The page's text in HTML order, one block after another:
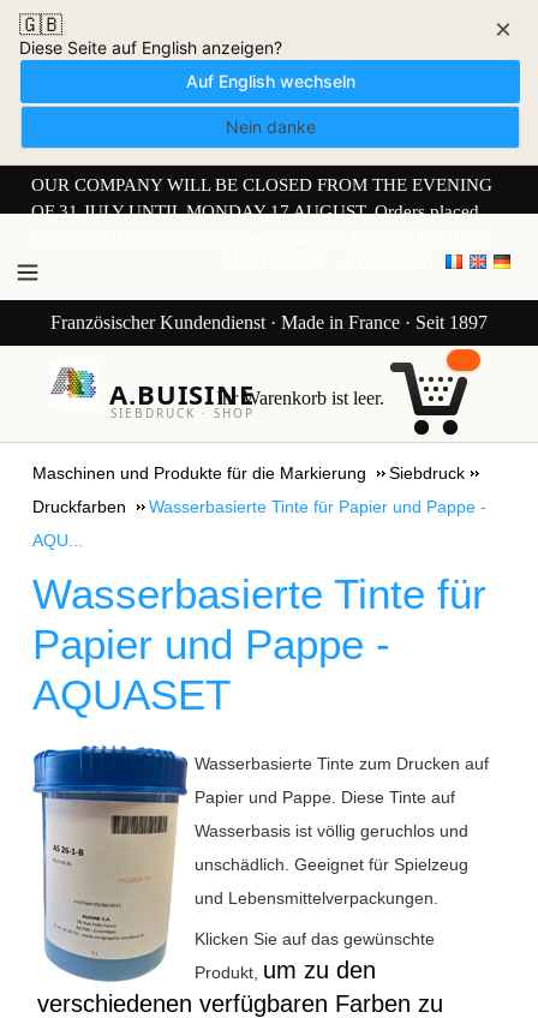
🇬🇧
Diese Seite auf English anzeigen?
Auf English wechseln
Nein danke
×
OUR COMPANY WILL BE CLOSED FROM THE EVENING
OF 31 JULY UNTIL MONDAY 17 AUGUST. Orders placed
Französischer Kundendienst · Made in France · Seit 1897
A.BUISINE
SIEBDRUCK · SHOP
Ihr Warenkorb ist leer.
Maschinen und Produkte für die Markierung
Siebdruck
Druckfarben
Wasserbasierte Tinte für Papier und Pappe -
AQU...
Wasserbasierte Tinte für
Papier und Pappe -
AQUASET
Wasserbasierte Tinte zum Drucken auf
Papier und Pappe. Diese Tinte auf
Wasserbasis ist völlig geruchlos und
unschädlich. Geeignet für Spielzeug
und Lebensmittelverpackungen.
Klicken Sie auf das gewünschte
Produkt, um zu den
verschiedenen verfügbaren Farben zu